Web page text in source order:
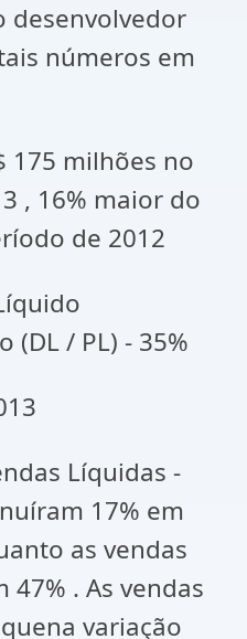
desenvolvedor
números em
175 milhões no
, 16% maior do
de 2012
(DL / PL) - 35%
Líquidas -
17% em
as vendas
47% . As vendas
variação